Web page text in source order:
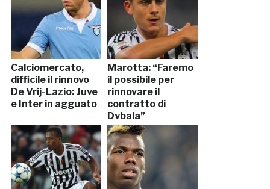
Calciomercato,
difficile il rinnovo
De Vrij-Lazio: Juve
e Inter in agguato
Marotta: “Faremo
il possibile per
rinnovare il
contratto di
Dybala”